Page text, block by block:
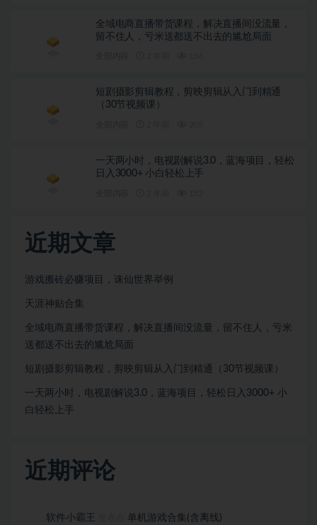
全域电商直播带货课程，解决直播间没流量，
留不住人，亏米送都送不出去的尴尬局面
短剧摄影剪辑教程，剪映剪辑从入门到精通
（30节视频课）
一天两小时，电视剧解说3.0，蓝海项目，轻松
日入3000+ 小白轻松上手
近期文章
游戏搬砖必赚项目，诛仙世界举例
天涯神贴合集
全域电商直播带货课程，解决直播间没流量，留不住人，亏米
送都送不出去的尴尬局面
短剧摄影剪辑教程，剪映剪辑从入门到精通（30节视频课）
一天两小时，电视剧解说3.0，蓝海项目，轻松日入3000+ 小
白轻松上手
近期评论
软件小霸王 单机游戏合集(含离线)